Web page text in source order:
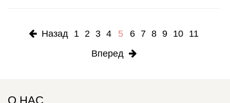
Назад 1 2 3 4 5 6 7 8 9 10 11
Вперед
О НАС